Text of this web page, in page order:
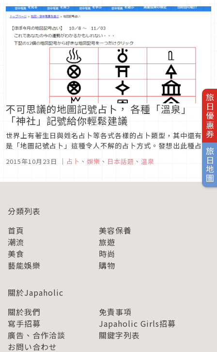
旅日優惠券
旅日地圖
不可思議的地圖記號占卜， 各種「溫泉」
「神社」記號給你輕鬆建議
世界上有著生日與姓名占卜等各式各樣的占卜類型，其中還有像
是「地圖記號占卜」這種令人不解的占卜方式。發想出此種占卜
方式的為一般財團法人日本地圖中心。此財團除了生產、販賣與
調查研究地圖及空照圖等商品之外，也會舉行地圖地理檢定。從
12個地圖記號中選擇自己喜歡的記號「地圖記號占卜」網頁中有
2015年10月23日 ｜ 占卜 、 娛樂 、 日本話題 、 温泉
分類列表
首頁
美容保養
潮流
旅遊
美食
時尚
藝能娛樂
購物
關於Japaholic
關於我們
免責事項
寫手招募
Japaholic Girls招募
廣告、合作洽談
關鍵字列表
お問い合わせ